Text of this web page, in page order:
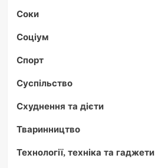
Соки
Соціум
Спорт
Суспільство
Схуднення та дієти
Тваринництво
Технології, техніка та гаджети